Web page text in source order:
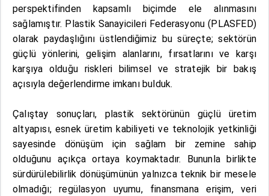
perspektifinden kapsamlı biçimde ele alınmasını
sağlamıştır. Plastik Sanayicileri Federasyonu (PLASFED)
olarak paydaşlığını üstlendiğimiz bu süreçte; sektörün
güçlü yönlerini, gelişim alanlarını, fırsatlarını ve karşı
karşıya olduğu riskleri bilimsel ve stratejik bir bakış
açısıyla değerlendirme imkanı bulduk.
Çalıştay sonuçları, plastik sektörünün güçlü üretim
altyapısı, esnek üretim kabiliyeti ve teknolojik yetkinliği
sayesinde dönüşüm için sağlam bir zemine sahip
olduğunu açıkça ortaya koymaktadır. Bununla birlikte
sürdürülebilirlik dönüşümünün yalnızca teknik bir mesele
olmadığı; regülasyon uyumu, finansmana erişim, veri